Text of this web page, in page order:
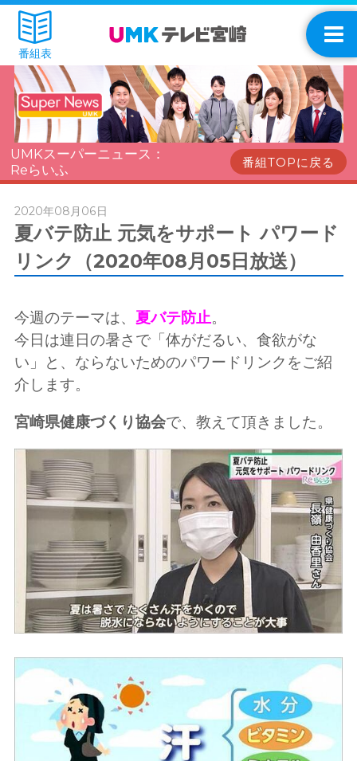
番組表
UMKスーパーニュース：
Reらいふ
番組TOPに戻る
2020年08月06日
夏バテ防止 元気をサポート パワード
リンク（2020年08月05日放送）
今週のテーマは、 夏バテ防止。
今日は連日の暑さで「体がだるい、食欲がな
い」と、ならないためのパワードリンクをご紹
介します。
宮崎県健康づくり協会で、教えて頂きました。